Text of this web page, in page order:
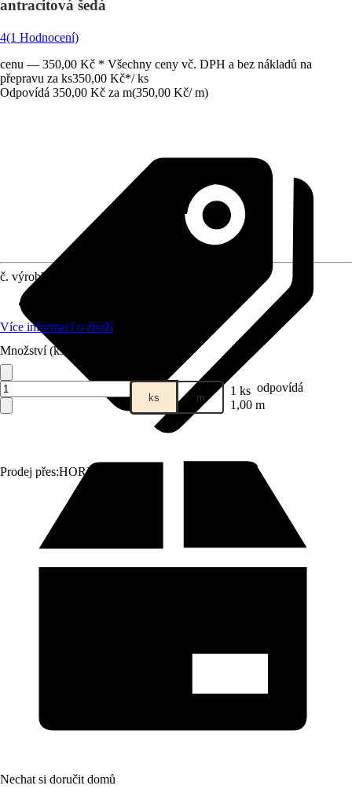
antracitová šedá
4(1 Hodnocení)
cenu — 350,00 Kč * Všechny ceny vč. DPH a bez nákladů na
přepravu za ks350,00 Kč*/ ks
Odpovídá 350,00 Kč za m(350,00 Kč/ m)
Prodej přes:HORNBACH
č. výrobku
Více informací o zboží
Množství (ks)
ks m 1 ks odpovídá
1,00 m
Nechat si doručit domů